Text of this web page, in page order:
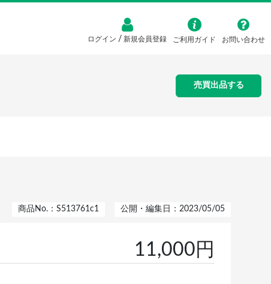
ログイン / 新規会員登録 ご利用ガイド お問い合わせ
売買出品する
商品No.：S513761c1 公開・編集日：2023/05/05
11,000円